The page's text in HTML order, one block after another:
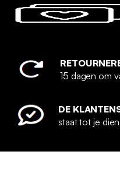
15 dagen om
DE
staat tot je